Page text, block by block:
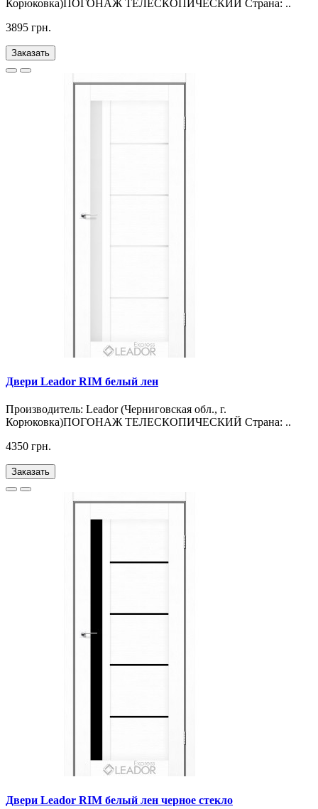
Корюковка)ПОГОНАЖ ТЕЛЕСКОПИЧЕСКИЙ Страна: ..
3895 грн.
Заказать
Двери Leador RIM белый лен
Производитель: Leador (Черниговская обл., г.
Корюковка)ПОГОНАЖ ТЕЛЕСКОПИЧЕСКИЙ Страна: ..
4350 грн.
Заказать
Двери Leador RIM белый лен черное стекло